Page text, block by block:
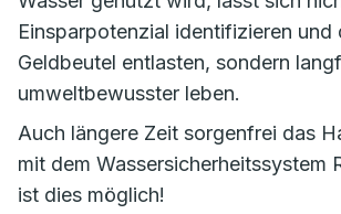
Einsparpotenzial identifizieren und
Geldbeutel entlasten, sondern
umweltbewusster leben.
Auch längere Zeit sorgenfrei das
mit dem Wassersicherheitssystem
ist dies möglich!